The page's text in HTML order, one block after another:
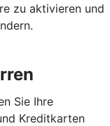
zu aktivieren und
Sie Ihre
Kreditkarten